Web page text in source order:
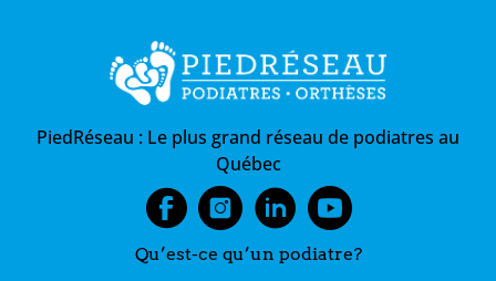
PiedRéseau : Le plus grand réseau de podiatres au
Québec
Qu’est-ce qu’un podiatre?